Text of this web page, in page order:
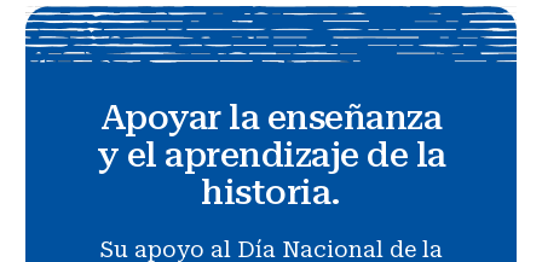
Apoyar la enseñanza
y el aprendizaje de la
historia.
Su apoyo al Día Nacional de la